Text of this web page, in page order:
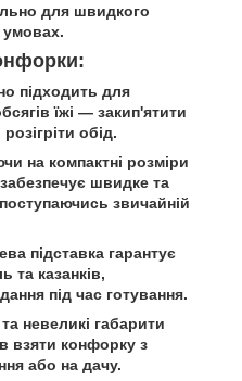
для швидкого
умовах.
підходить для
їжі — закип'ятити
обід.
на компактні розміри
швидке та
звичайній
підставка гарантує
та казанків,
під час готування.
невеликі габарити
взяти конфорку з
або на дачу.